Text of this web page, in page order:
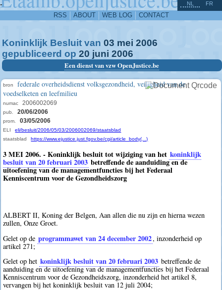
-
RSS ABOUT WEB LOG CONTACT
NL FR
Koninklijk Besluit van 03 mei 2006
gepubliceerd op 20 juni 2006
Een dienst van vzw OpenJustice.be
bron
federale overheidsdienst volksgezondheid, veiligheid van de
voedselketen en leefmilieu
numac 2006002069
pub. 20/06/2006
prom. 03/05/2006
ELI
eli/besluit/2006/05/03/2006002069/staatsblad
staatsblad
https://www.ejustice.just.fgov.be/cgi/article_body(...)
3 MEI 2006. - Koninklijk besluit tot wijziging van het koninklijk
besluit van 20 februari 2003 betreffende de aanduiding en de
uitoefening van de managementfuncties bij het Federaal
Kenniscentrum voor de Gezondheidszorg
ALBERT II, Koning der Belgen, Aan allen die nu zijn en hierna wezen
zullen, Onze Groet.
Gelet op de programmawet van 24 december 2002, inzonderheid op
artikel 271;
Gelet op het koninklijk besluit van 20 februari 2003 betreffende de
aanduiding en de uitoefening van de managementfuncties bij het Federaal
Kenniscentrum voor de Gezondheidszorg, inzonderheid het artikel 8,
vervangen bij het koninklijk besluit van 12 juli 2004;
^